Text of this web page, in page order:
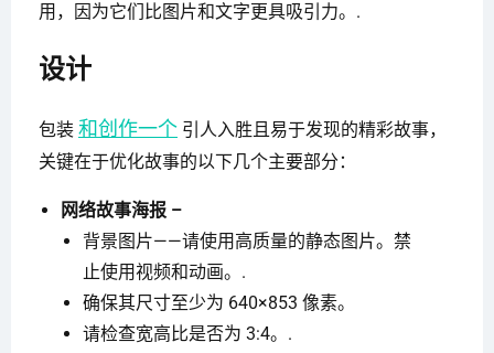
用，因为它们比图片和文字更具吸引力。.
设计
包装 和创作一个 引人入胜且易于发现的精彩故事，
关键在于优化故事的以下几个主要部分：
网络故事海报 –
背景图片——请使用高质量的静态图片。禁
止使用视频和动画。.
确保其尺寸至少为 640×853 像素。
请检查宽高比是否为 3:4。.